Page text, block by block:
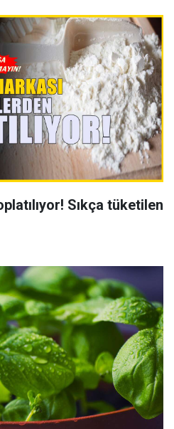
Sıkça tüketilen